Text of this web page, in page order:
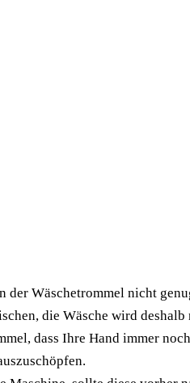
Wäschetrommel nicht
die Wäsche wird deshalb
dass Ihre Hand immer